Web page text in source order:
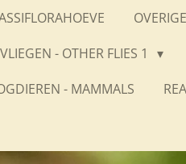
- OTHER FLIES 1
- MAMMALS